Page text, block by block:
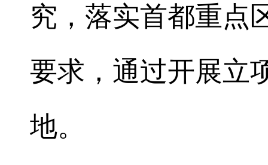
究，落实首都重点
要求，通过开展立
地。